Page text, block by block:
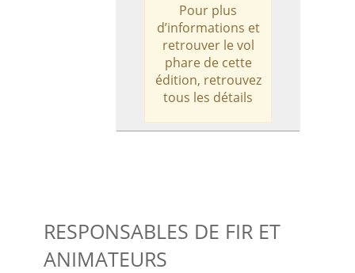
Pour plus
d’informations et
retrouver le vol
phare de cette
édition, retrouvez
tous les détails
RESPONSABLES DE FIR ET
ANIMATEURS